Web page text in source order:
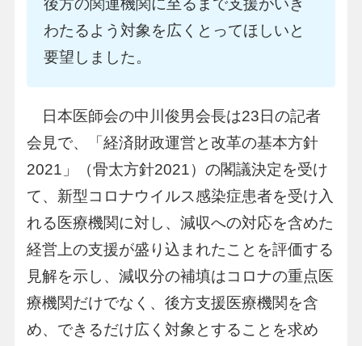
後方の関連機関に至るまで支援がいき
わたるよう対象を広くとってほしいと
要望しました。
日本医師会の中川俊男会長は23日の記者
会見で、「経済財政運営と改革の基本方針
2021」（骨太方針2021）の閣議決定を受け
て、新型コロナウイルス感染症患者を受け入
れる医療機関に対し、減収への対応を含めた
経営上の支援が盛り込まれたことを評価する
見解を示し、減収分の補填はコロナの重点医
療機関だけでなく、後方支援医療機関を含
め、できるだけ広く対象とすることを求め